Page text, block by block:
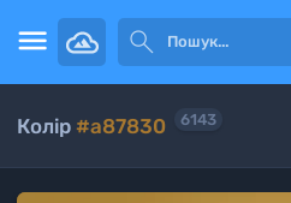
 
Колір #a87830 6143